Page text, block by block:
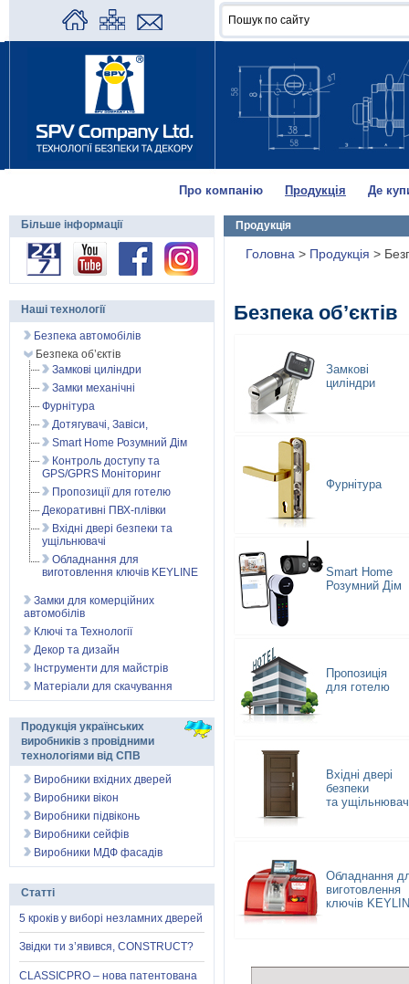
Про компанію Продукція Де
Продукція
Головна > Продукція >
Безпека об’єктів
Замкові
циліндри
Фурнітура
Smart Home
Розумний Дім
Пропозиція
для готелю
Вхідні двері
безпеки
та
Обладнання
виготовлення
ключів
Більше інформації
Наші технології
Безпека автомобілів
Безпека об’єктів
Замкові циліндри
Замки механічні
Фурнітура
Дотягувачі, Завіси,
Smart Home Розумний Дім
Контроль доступу та
GPS/GPRS Моніторинг
Пропозиції для готелю
Декоративні ПВХ-плівки
Вхідні двері безпеки та
ущільнювачі
Обладнання для
виготовлення ключів KEYLINE
Замки для комерційних
автомобілів
Ключі та Технології
Декор та дизайн
Інструменти для майстрів
Матеріали для скачування
Продукція українських
виробників з провідними
технологіями від СПВ
Виробники вхідних дверей
Виробники вікон
Виробники підвіконь
Виробники сейфів
Виробники МДФ фасадів
Статті
5 кроків у виборі незламних дверей
Звідки ти з’явився, CONSTRUCT?
CLASSICPRO – нова патентована